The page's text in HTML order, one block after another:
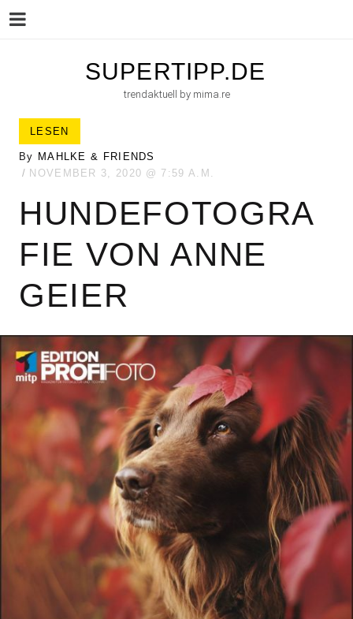
SUPERTIPP.DE
trendaktuell by mima.re
LESEN
By MAHLKE & FRIENDS
NOVEMBER 3, 2020
7:59 A.M.
HUNDEFOTOGRA
FIE VON ANNE
GEIER
Menu